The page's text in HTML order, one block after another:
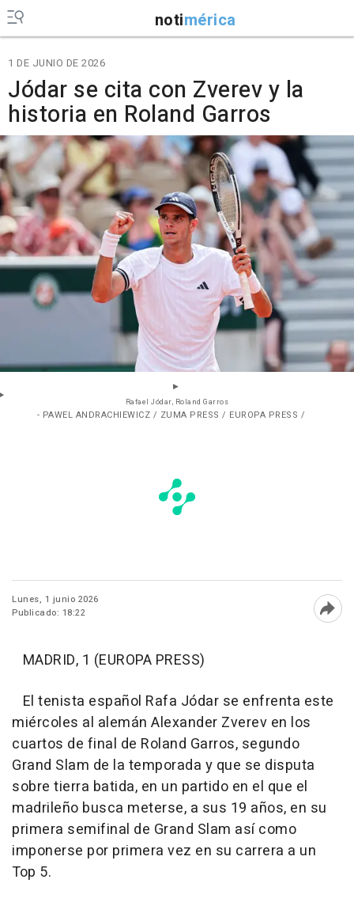
notimérica
1 DE JUNIO DE 2026
Jódar se cita con Zverev y la
historia en Roland Garros
Rafael Jódar, Roland Garros
- PAWEL ANDRACHIEWICZ / ZUMA PRESS / EUROPA PRESS /
Lunes, 1 junio 2026
Publicado: 18:22
MADRID, 1 (EUROPA PRESS)
El tenista español Rafa Jódar se enfrenta este
miércoles al alemán Alexander Zverev en los
cuartos de final de Roland Garros, segundo
Grand Slam de la temporada y que se disputa
sobre tierra batida, en un partido en el que el
madrileño busca meterse, a sus 19 años, en su
primera semifinal de Grand Slam así como
imponerse por primera vez en su carrera a un
Top 5.